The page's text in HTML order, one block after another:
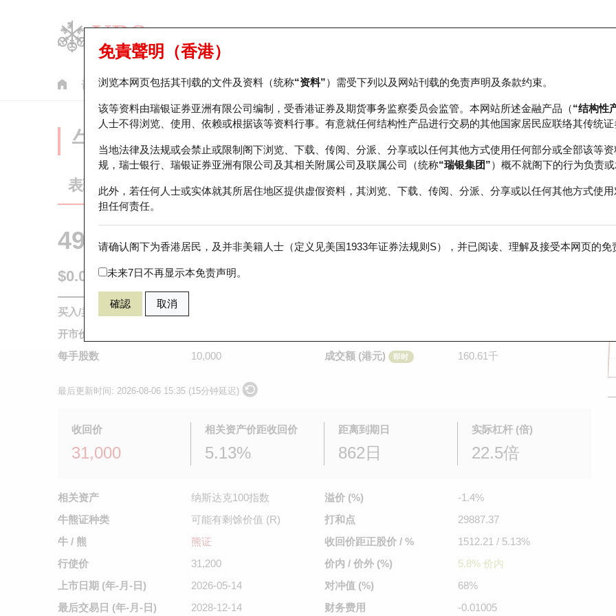
认股证 牛熊证 美股指数产品 轮证市场统计 正股数据及市场统计 瑞银轮证教室
免責聲明（香港）
浏览本网页包括其刊载的文件及资料（统称“资料”）需受下列以及网站刊载的免责声明及条款约束。
该等资料由瑞银证券亚洲有限公司编制，受香港证券及期货事务监察委员会监管。本网站所述金融产品（“结构性
人士不得浏览、使用、依赖或根据该等资料行事。有意就任何结构性产品进行交易的其他国家居民应联络其传统证
当地法律及法规或会禁止或限制阁下浏览、下载、传阅、分派、分享或以任何其他方式使用任何部分或全部该等
规，瑞士银行、瑞银证券亚洲有限公司及其相关附属公司及联属公司（统称“瑞银集团”）概不就阁下的行为负责或
此外，若任何人士或实体就其所居住地区提供虚假资料，其浏览、下载、传阅、分派、分享或以任何其他方式使
担任何责任。
请确认阁下为香港居民，及并非美籍人士（定义见美国1933年证券法规则S），并已阅读、理解及接受本网页的免
未来7日不再显示本免责声明。
確認 取消
牛熊证分析仪
表现 街货统计 比较
49622 瑞银熊证 NDX 纳斯达克100指数
$0.033 0.007 (+26.92%) 即时
买入/卖出价
开市价
每手股数
10,000
成交额 (港元)
即时 160.61千
最后更新时间: 2026-08-06 15:35 (15分钟延迟)
收回价
31,000
相关资产价距收回价
5.13%
距离到期日
862日
实际杠杆 (倍)
22.5倍
相关资产
纳斯达克100指数
牛熊证种类
可能有剩馀价值 (R)
牛 / 熊
熊证
行使价
31,200
上市日期 (年-月-日)
2026-05-14
最后交易日 (年-月-日)
2028-12-14
溢价 (%)
-1.4%
打和点
29887.37
收回价距正股价 / %
1512.21 / 5.13%
价内 / 价外 (%)
5.8% 价内
对冲值 (%)
68%
财务费用
-0.01005